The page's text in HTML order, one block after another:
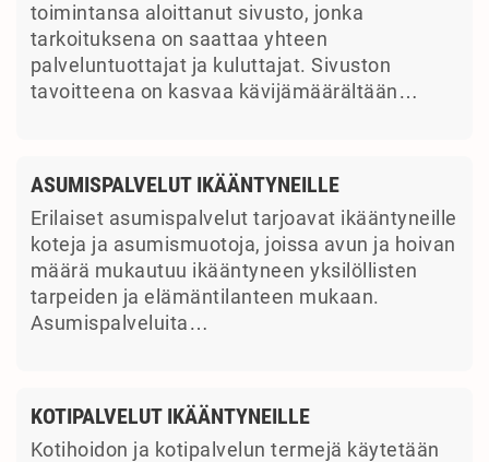
toimintansa aloittanut sivusto, jonka
tarkoituksena on saattaa yhteen
palveluntuottajat ja kuluttajat. Sivuston
tavoitteena on kasvaa kävijämäärältään…
ASUMISPALVELUT IKÄÄNTYNEILLE
Erilaiset asumispalvelut tarjoavat ikääntyneille
koteja ja asumismuotoja, joissa avun ja hoivan
määrä mukautuu ikääntyneen yksilöllisten
tarpeiden ja elämäntilanteen mukaan.
Asumispalveluita…
KOTIPALVELUT IKÄÄNTYNEILLE
Kotihoidon ja kotipalvelun termejä käytetään